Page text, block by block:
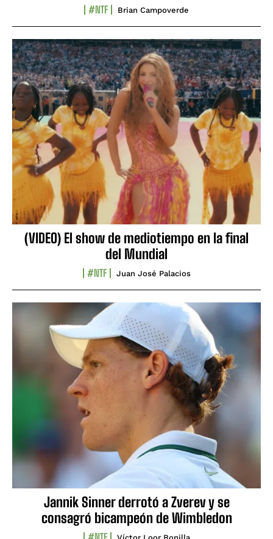
#NTF Brian Campoverde
(VIDEO) El show de mediotiempo en la final
del Mundial
#NTF Juan José Palacios
Jannik Sinner derrotó a Zverev y se
consagró bicampeón de Wimbledon